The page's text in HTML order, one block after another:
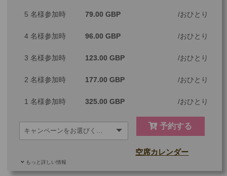
※料金：大人・子供2歳以上共通
5 名様参加時 79.00 GBP おひとり
4 名様参加時 96.00 GBP おひとり
3 名様参加時 123.00 GBP おひとり
2 名様参加時 177.00 GBP おひとり
1 名様参加時 325.00 GBP おひとり
予約する
もっと詳しい情報
空席カレンダー